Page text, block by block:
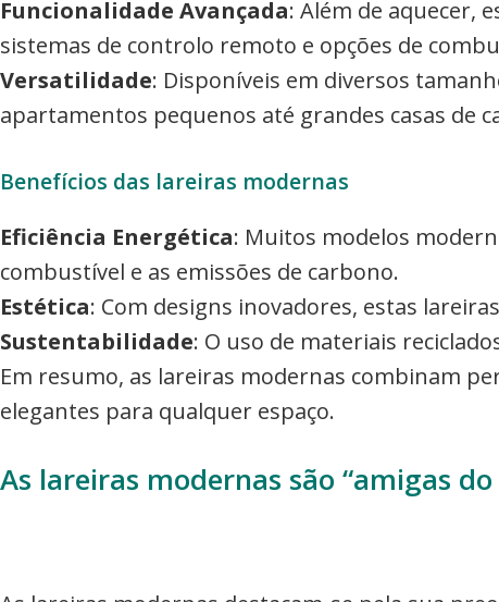
Funcionalidade Avançada: Além de aquecer,
sistemas de controlo remoto e opções de
Versatilidade: Disponíveis em diversos
apartamentos pequenos até grandes casas de
Benefícios das lareiras modernas
Eficiência Energética: Muitos modelos
combustível e as emissões de carbono.
Estética: Com designs inovadores, estas
Sustentabilidade: O uso de materiais
Em resumo, as lareiras modernas combinam
elegantes para qualquer espaço.
As lareiras modernas são “amigas